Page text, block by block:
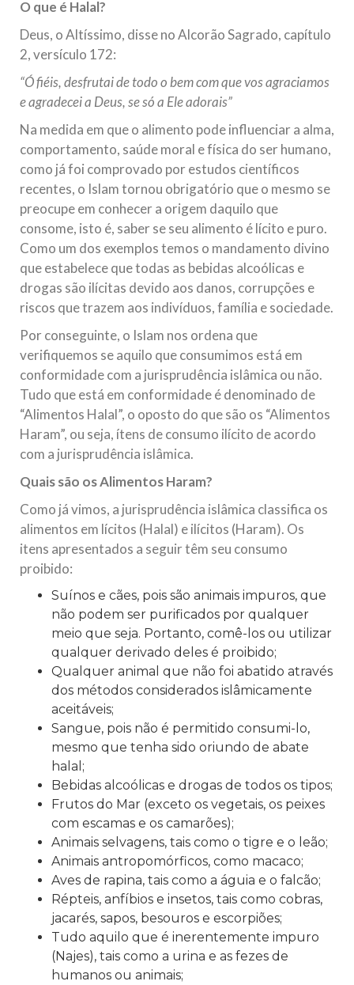
10 DE NOVEMBRO DE 2013
Falecimento do Imam Ali Ibn Al-Hussein
(A.S.)
Em nome de Deus, o Clemente, o Misericordioso! Diante da
data em que relembramos o martírio do quarto Imam dos
muçulmanos, o Imam Ali Ibn Al-Hussein Ibn Ali Ibn Abi Táleb
(A.S.), conhecido por “Zein Al-Ábidin” (Formosura
NOTÍCIAS
3 DE JULHO DE 2014
Centro Islâmico no Brasil recebe o ex-
ministro das Relações Exteriores da
Na noite da quinta-feira, 03 de Abril, o Centro Islâmico no
Brasil recebeu em sua sede, em São Paulo, o ex-ministro das
Relações Exteriores da República Islâmica do Irã, Sr. Kamal
Kharrazi, que encontra-se visitando
O que é Halal?
Deus, o Altíssimo, disse no Alcorão Sagrado, capítulo
2, versículo 172:
“Ó fiéis, desfrutai de todo o bem com que vos agraciamos
e agradecei a Deus, se só a Ele adorais”
Na medida em que o alimento pode influenciar a alma,
comportamento, saúde moral e física do ser humano,
como já foi comprovado por estudos científicos
recentes, o Islam tornou obrigatório que o mesmo se
preocupe em conhecer a origem daquilo que
consome, isto é, saber se seu alimento é lícito e puro.
Como um dos exemplos temos o mandamento divino
que estabelece que todas as bebidas alcoólicas e
drogas são ilícitas devido aos danos, corrupções e
riscos que trazem aos indivíduos, família e sociedade.
Por conseguinte, o Islam nos ordena que
verifiquemos se aquilo que consumimos está em
conformidade com a jurisprudência islâmica ou não.
Tudo que está em conformidade é denominado de
“Alimentos Halal”, o oposto do que são os “Alimentos
Haram”, ou seja, ítens de consumo ilícito de acordo
com a jurisprudência islâmica.
Quais são os Alimentos Haram?
Como já vimos, a jurisprudência islâmica classifica os
alimentos em lícitos (Halal) e ilícitos (Haram). Os
itens apresentados a seguir têm seu consumo
proibido:
Suínos e cães, pois são animais impuros, que
não podem ser purificados por qualquer
meio que seja. Portanto, comê-los ou utilizar
qualquer derivado deles é proibido;
Qualquer animal que não foi abatido através
dos métodos considerados islâmicamente
aceitáveis;
Sangue, pois não é permitido consumi-lo,
mesmo que tenha sido oriundo de abate
halal;
Bebidas alcoólicas e drogas de todos os tipos;
Frutos do Mar (exceto os vegetais, os peixes
com escamas e os camarões);
Animais selvagens, tais como o tigre e o leão;
Animais antropomórficos, como macaco;
Aves de rapina, tais como a águia e o falcão;
Répteis, anfíbios e insetos, tais como cobras,
jacarés, sapos, besouros e escorpiões;
Tudo aquilo que é inerentemente impuro
(Najes), tais como a urina e as fezes de
humanos ou animais;